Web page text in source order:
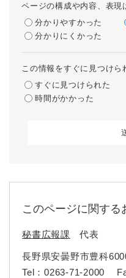
ページの構成や内容、表現
分かりやすかった
分かりにくかった
この情報をすぐに見つけら
すぐに見つけられた
時間がかかった
このページに関する
秘書広報課 代表
長野県安曇野市豊科
Tel：0263-71-2000